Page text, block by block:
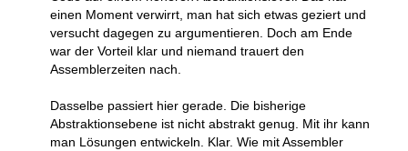
einen Moment verwirrt, man hat sich etwas geziert und
versucht dagegen zu argumentieren. Doch am Ende
war der Vorteil klar und niemand trauert den
Assemblerzeiten nach.
Dasselbe passiert hier gerade. Die bisherige
Abstraktionsebene ist nicht abstrakt genug. Mit ihr kann
man Lösungen entwickeln. Klar. Wie mit Assembler